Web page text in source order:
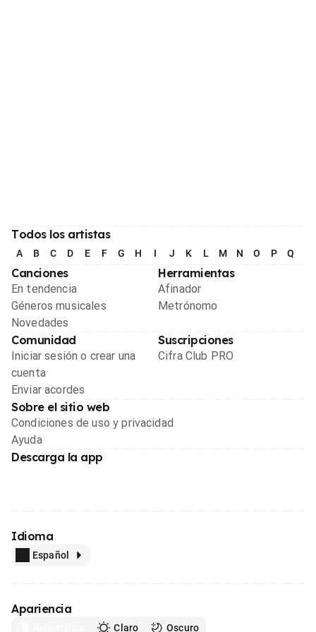
Todos los artistas
A B C D E F G H I J K L M N O P Q
Canciones
En tendencia
Géneros musicales
Novedades
Herramientas
Afinador
Metrónomo
Comunidad
Iniciar sesión o crear una
cuenta
Enviar acordes
Suscripciones
Cifra Club PRO
Sobre el sitio web
Condiciones de uso y privacidad
Ayuda
Descarga la app
Idioma
Español
Apariencia
Claro Oscuro